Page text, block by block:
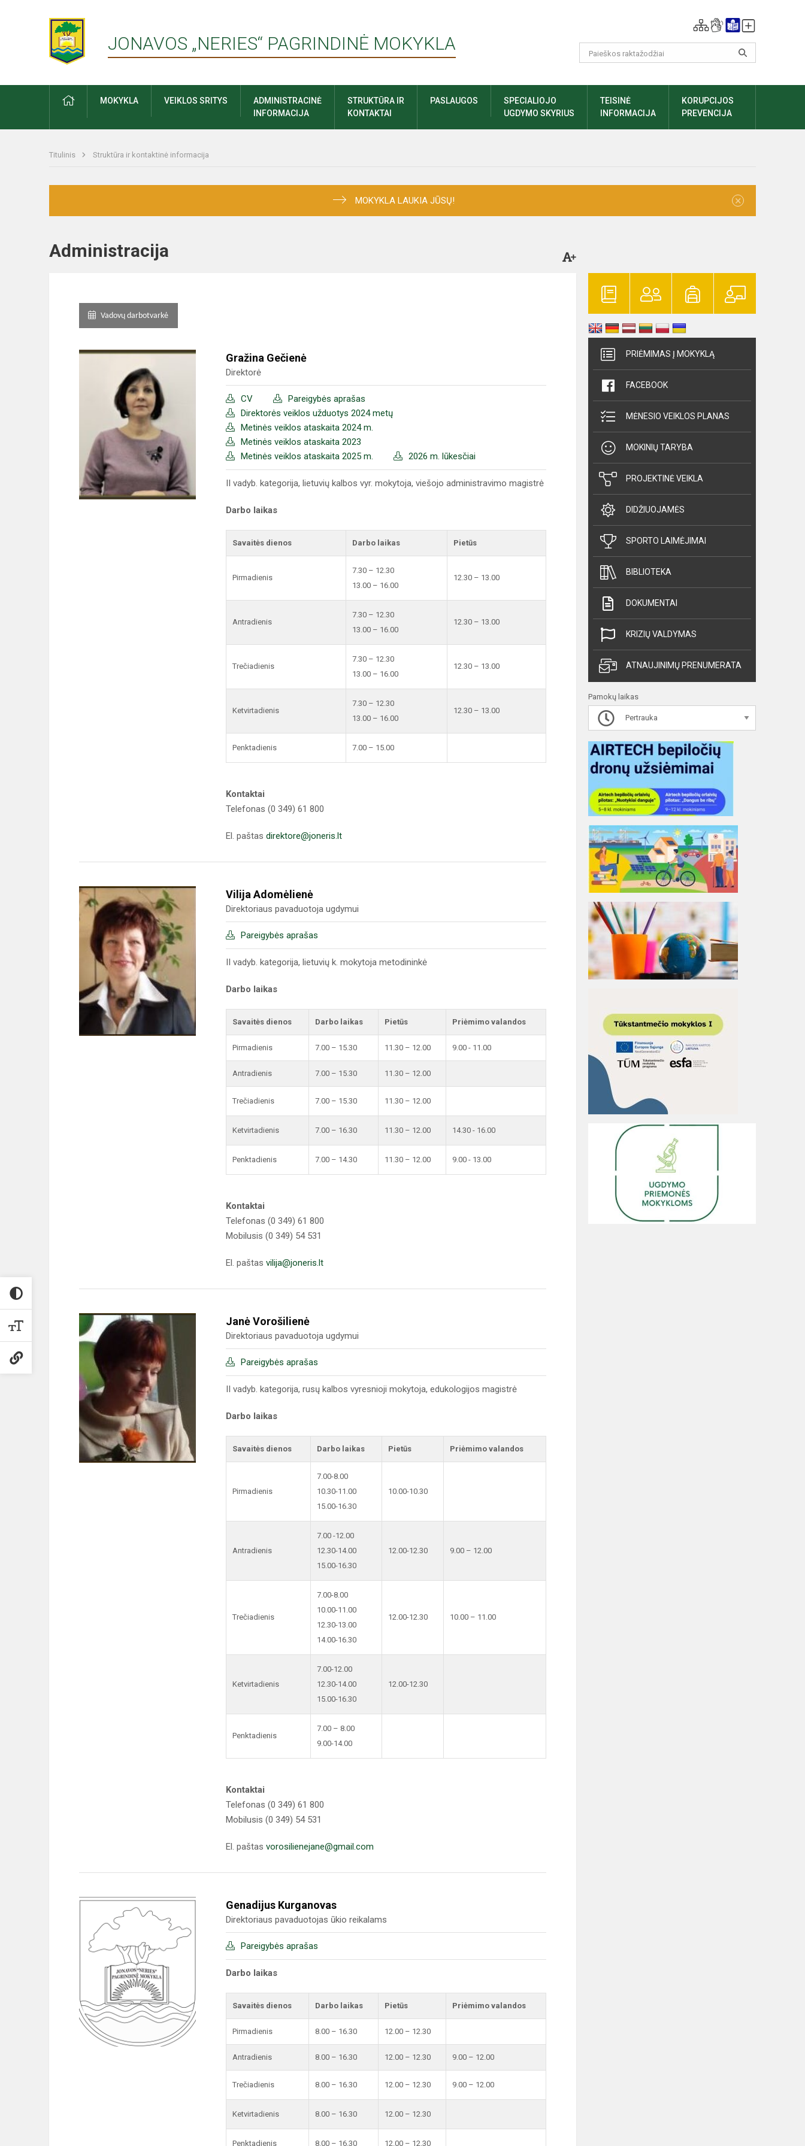
JONAVOS „NERIES“ PAGRINDINĖ MOKYKLA
PRADŽIAMOKYKLA VEIKLOS SRITYS
ADMINISTRACINĖ
INFORMACIJA
STRUKTŪRA IR
KONTAKTAI
PASLAUGOS
SPECIALIOJO
UGDYMO SKYRIUS
TEISINĖ
INFORMACIJA
KORUPCIJOS
PREVENCIJA
Titulinis Struktūra ir kontaktinė informacija
MOKYKLA LAUKIA JŪSŲ! ×
Administracija
Vadovų darbotvarkė
Gražina Gečienė
Direktorė
CV
Pareigybės aprašas
Direktorės veiklos užduotys 2024 metų
Metinės veiklos ataskaita 2024 m.
Metinės veiklos ataskaita 2023
Metinės veiklos ataskaita 2025 m.
2026 m. lūkesčiai
II vadyb. kategorija, lietuvių kalbos vyr. mokytoja, viešojo administravimo magistrė
Darbo laikas
Savaitės dienos Darbo laikas Pietūs
Pirmadienis
7.30 – 12.30
13.00 – 16.00
12.30 – 13.00
Antradienis
7.30 – 12.30
13.00 – 16.00
12.30 – 13.00
Trečiadienis
7.30 – 12.30
13.00 – 16.00
12.30 – 13.00
Ketvirtadienis
7.30 – 12.30
13.00 – 16.00
12.30 – 13.00
Penktadienis 7.00 – 15.00
Kontaktai
Telefonas (0 349) 61 800
El. paštas direktore@joneris.lt
Vilija Adomėlienė
Direktoriaus pavaduotoja ugdymui
Pareigybės aprašas
II vadyb. kategorija, lietuvių k. mokytoja metodininkė
Darbo laikas
Savaitės dienos Darbo laikas Pietūs Priėmimo valandos
Pirmadienis 7.00 – 15.30 11.30 – 12.00 9.00 - 11.00
Antradienis 7.00 – 15.30 11.30 – 12.00
Trečiadienis 7.00 – 15.30 11.30 – 12.00
Ketvirtadienis 7.00 – 16.30 11.30 – 12.00 14.30 - 16.00
Penktadienis 7.00 – 14.30 11.30 – 12.00 9.00 - 13.00
Kontaktai
Telefonas (0 349) 61 800
Mobilusis (0 349) 54 531
El. paštas vilija@joneris.lt
Janė Vorošilienė
Direktoriaus pavaduotoja ugdymui
Pareigybės aprašas
II vadyb. kategorija, rusų kalbos vyresnioji mokytoja, edukologijos magistrė
Darbo laikas
Savaitės dienos Darbo laikas Pietūs Priėmimo valandos
Pirmadienis
7.00-8.00
10.30-11.00
15.00-16.30
10.00-10.30
Antradienis
7.00 -12.00
12.30-14.00
15.00-16.30
12.00-12.30 9.00 – 12.00
Trečiadienis
7.00-8.00
10.00-11.00
12.30-13.00
14.00-16.30
12.00-12.30 10.00 – 11.00
Ketvirtadienis
7.00-12.00
12.30-14.00
15.00-16.30
12.00-12.30
Penktadienis
7.00 – 8.00
9.00-14.00
Kontaktai
Telefonas (0 349) 61 800
Mobilusis (0 349) 54 531
El. paštas vorosilienejane@gmail.com
Genadijus Kurganovas
Direktoriaus pavaduotojas ūkio reikalams
Pareigybės aprašas
Darbo laikas
Savaitės dienos Darbo laikas Pietūs Priėmimo valandos
Pirmadienis 8.00 – 16.30 12.00 – 12.30
Antradienis 8.00 – 16.30 12.00 – 12.30 9.00 – 12.00
Trečiadienis 8.00 – 16.30 12.00 – 12.30 9.00 – 12.00
Ketvirtadienis 8.00 – 16.30 12.00 – 12.30
Penktadienis 8.00 – 16.30 12.00 – 12.30
PRIĖMIMAS Į MOKYKLĄ
FACEBOOK
MĖNESIO VEIKLOS PLANAS
MOKINIŲ TARYBA
PROJEKTINĖ VEIKLA
DIDŽIUOJAMĖS
SPORTO LAIMĖJIMAI
BIBLIOTEKA
DOKUMENTAI
KRIZIŲ VALDYMAS
ATNAUJINIMŲ PRENUMERATA
Pamokų laikas
Pertrauka